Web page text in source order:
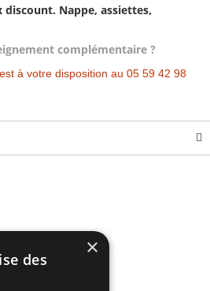
discount. Nappe, assiettes,
complémentaire ?
à votre disposition au 05 59 42 98
you might like!
×
des